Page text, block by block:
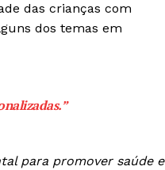
das crianças com
dos temas em
para promover saúde e